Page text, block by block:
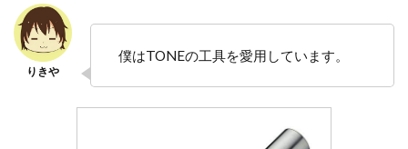
僕はTONEの工具を愛用しています。